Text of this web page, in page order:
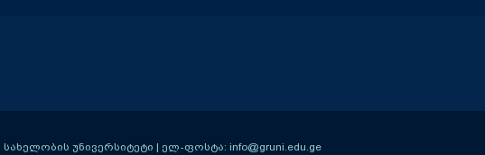
უნივერსიტეტი | ელ-ფოსტა: info@gruni.edu.ge